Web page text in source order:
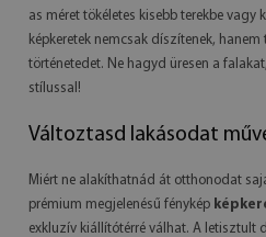
as méret tökéletes kisebb terekbe vagy
képkeretek nemcsak díszítenek,
történetedet. Ne hagyd üresen a
stílussal!
Változtasd lakásodat
Miért ne alakíthatnád át otthonodat
prémium megjelenésű fénykép
exkluzív kiállítótérré válhat. A letisztult